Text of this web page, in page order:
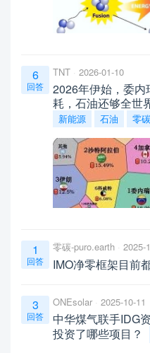
6
回答
TNT 2026-01-10
2026年伊始，委内
耗，石油还够全世
新能源 石油 零碳
1
回答
零碳-puro.earth 2025-
IMO净零框架目前
3
回答
ONEsolar 2025-10-11
中华煤气联手IDG
投资了哪些项目？